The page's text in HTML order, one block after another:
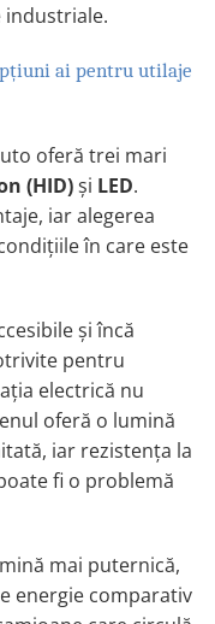
ai pentru utilaje
oferă trei mari
(HID)și LED.
iar alegerea
în care este
și încă
pentru
electrică nu
oferă o lumină
iar rezistența la
fi o problemă
mai puternică,
energie comparativ